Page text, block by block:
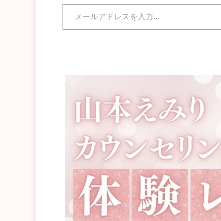
メールアドレスを入力...